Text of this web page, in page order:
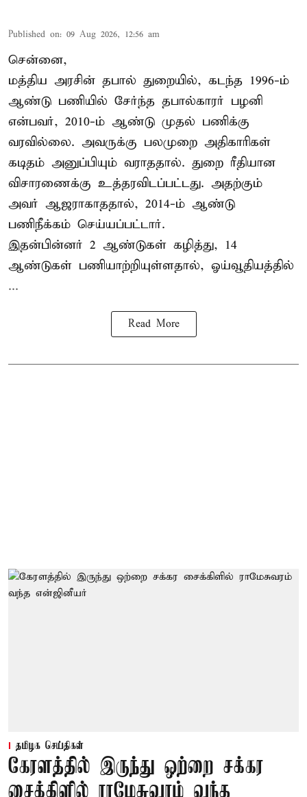
Published on: 09 Aug 2026, 12:56 am
சென்னை,
மத்திய அரசின் தபால் துறையில், கடந்த 1996-ம்
ஆண்டு பணியில் சேர்ந்த தபால்காரர் பழனி
என்பவர், 2010-ம் ஆண்டு முதல் பணிக்கு
வரவில்லை. அவருக்கு பலமுறை அதிகாரிகள்
கடிதம் அனுப்பியும் வராததால். துறை ரீதியான
விசாரணைக்கு உத்தரவிடப்பட்டது. அதற்கும்
அவர் ஆஜராகாததால், 2014-ம் ஆண்டு
பணிநீக்கம் செய்யப்பட்டார்.
இதன்பின்னர் 2 ஆண்டுகள் கழித்து, 14
ஆண்டுகள் பணியாற்றியுள்ளதால், ஓய்வூதியத்தில்
...
Read More
தமிழக செய்திகள்
கேரளத்தில் இருந்து ஒற்றை சக்கர
சைக்கிளில் ராமேசுவரம் வந்த